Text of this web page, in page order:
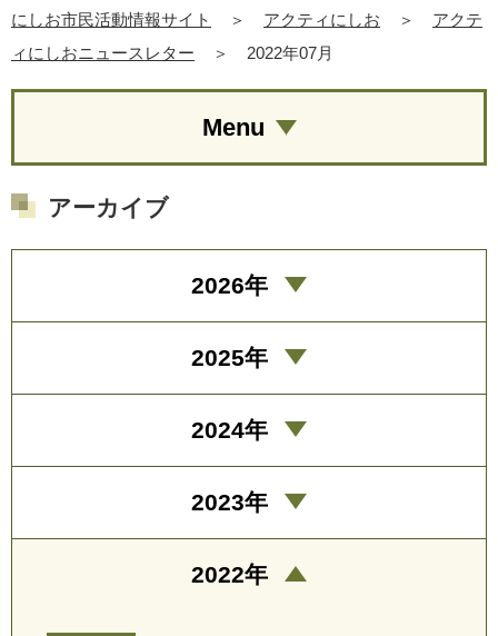
にしお市民活動情報サイト ＞ アクティにしお ＞
アクテ
ィにしおニュースレター
＞ 2022年07月
Menu
アーカイブ
2026年
2025年
2024年
2023年
2022年